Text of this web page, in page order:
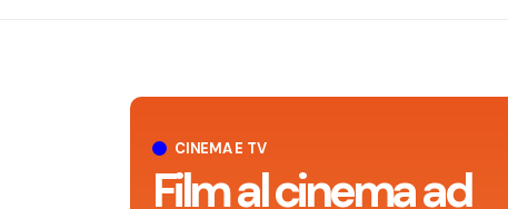
CINEMA E TV
Film al cinema ad